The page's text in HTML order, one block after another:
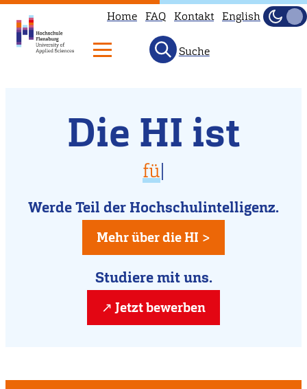
Home FAQ Kontakt English
Hell
Suche
Flensburg
Die HI ist
kreativ
für D
Werde Teil der Hochschulintelligenz.
Mehr über die HI >
Studiere mit uns.
Jetzt bewerben